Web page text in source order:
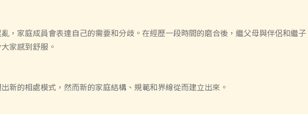
，家庭成員會表達自己的需要和分歧。在經歷一段時間的磨合後，繼父母與伴侶和繼子
家感到舒服。
新的相處模式，然而新的家庭結構、規範和界線從而建立出來。